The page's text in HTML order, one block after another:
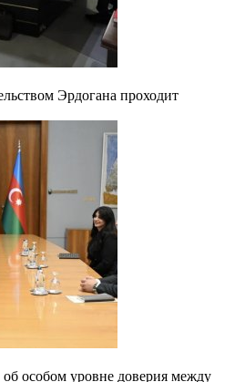
Эрдогана проходит
особом уровне доверия между